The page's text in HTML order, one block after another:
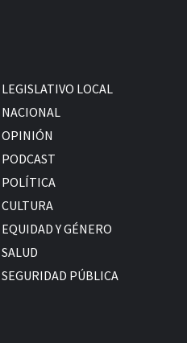
LEGISLATIVO LOCAL
NACIONAL
OPINIÓN
PODCAST
POLÍTICA
CULTURA
EQUIDAD Y GÉNERO
SALUD
SEGURIDAD PÚBLICA